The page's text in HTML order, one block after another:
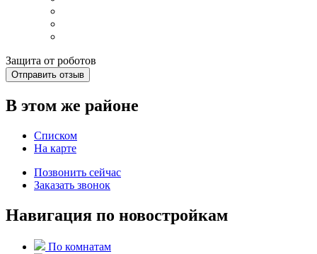
Защита от роботов
Отправить отзыв
В этом же районе
Списком
На карте
Позвонить сейчас
Заказать звонок
Навигация по новостройкам
По комнатам